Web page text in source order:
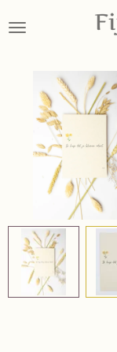
direct
hoofdinhoud